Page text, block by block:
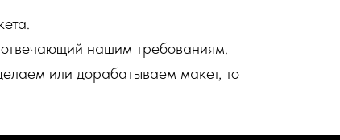
отвечающий нашим требованиям.
или дорабатываем макет, то